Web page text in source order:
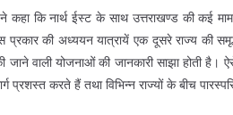
कहा कि नार्थ ईस्ट के साथ उत्तराखण्ड की कई
प्रकार की अध्ययन यात्रायें एक दूसरे राज्य की
जाने वाली योजनाओं की जानकारी साझा होती है।
प्रशस्त करते हैं तथा विभिन्न राज्यों के बीच